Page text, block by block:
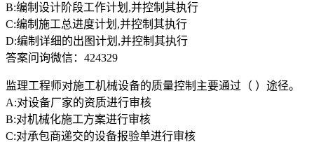
B:编制设计阶段工作计划,并控制其执行
C:编制施工总进度计划,并控制其执行
D:编制详细的出图计划,并控制其执行
答案问询微信：424329
监理工程师对施工机械设备的质量控制主要通过（ ）途径。
A:对设备厂家的资质进行审核
B:对机械化施工方案进行审核
C:对承包商递交的设备报验单进行审核